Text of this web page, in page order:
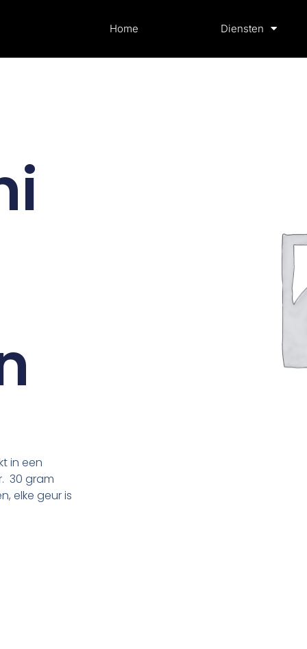
Home Diensten
in een
30 gram
elke geur is